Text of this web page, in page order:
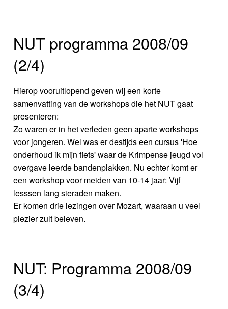
NUT programma 2008/09
(2/4)
Hierop vooruitlopend geven wij een korte
samenvatting van de workshops die het NUT gaat
presenteren:
Zo waren er in het verleden geen aparte workshops
voor jongeren. Wel was er destijds een cursus 'Hoe
onderhoud ik mijn fiets' waar de Krimpense jeugd vol
overgave leerde bandenplakken. Nu echter komt er
een workshop voor meiden van 10-14 jaar: Vijf
lesssen lang sieraden maken.
Er komen drie lezingen over Mozart, waaraan u veel
plezier zult beleven.
NUT: Programma 2008/09
(3/4)